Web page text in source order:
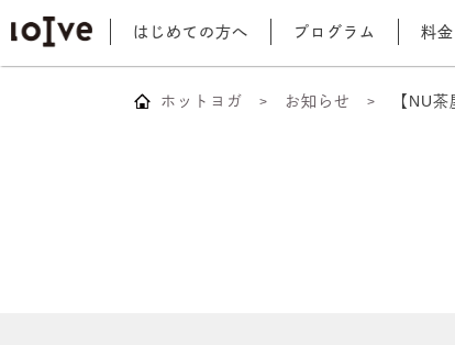
はじめての方へ プログラム 料金
ホットヨガ お知らせ 【NU